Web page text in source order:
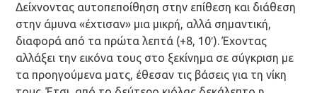
Δείχνοντας αυτοπεποίθηση στην επίθεση και διάθεση
στην άμυνα «έχτισαν» μια μικρή, αλλά σημαντική,
διαφορά από τα πρώτα λεπτά (+8, 10′). Έχοντας
αλλάξει την εικόνα τους στο ξεκίνημα σε σύγκριση με
τα προηγούμενα ματς, έθεσαν τις βάσεις για τη νίκη